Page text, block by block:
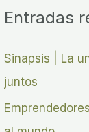
a
r
Entradas
Sinapsis | La
juntos